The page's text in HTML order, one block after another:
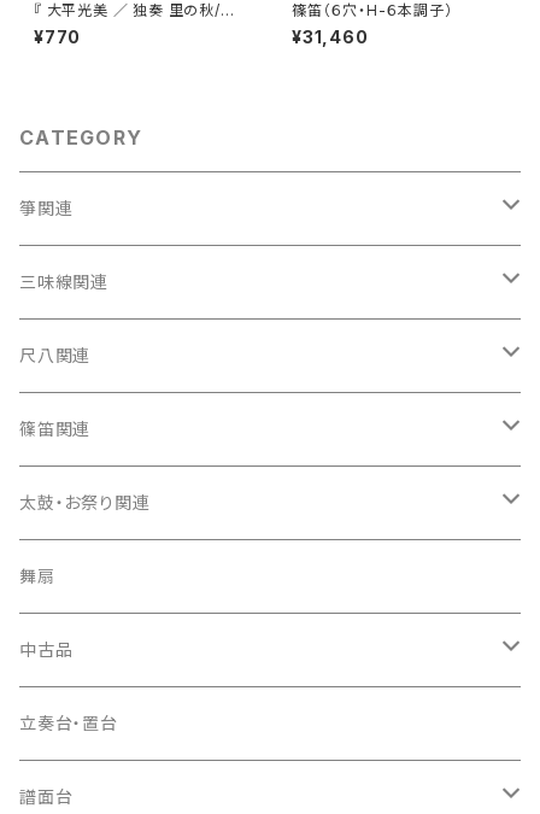
『 大平光美 ／ 独奏 里の秋/小
さい秋 』
¥770
篠笛（６穴・H-６本調子）
¥31,460
CATEGORY
箏関連
箏（本体）
箏カバー
箏袋
口前袋・尾布
爪・爪輪
爪入
爪駒入
猫足入
三味線関連
三味線（本体）
三味線ケース
長トランク・三ツ折トランク
ソフトケース
雨用カバー
長袋・三ツ組袋・胴袋
胴掛
根緒
糸
尺八関連
尺八（本体）
尺八袋
歌口キャップ
つゆ切り
篠笛関連
篠笛（本体）
お祭り用６穴
お祭り用７穴
篠笛袋
太鼓・お祭り関連
太鼓（本体）
太鼓撥
手拍子（チャンチャン）
当り鉦
舞扇
中古品
箏（本体）
三味線（本体）
立奏台・置台
譜面台